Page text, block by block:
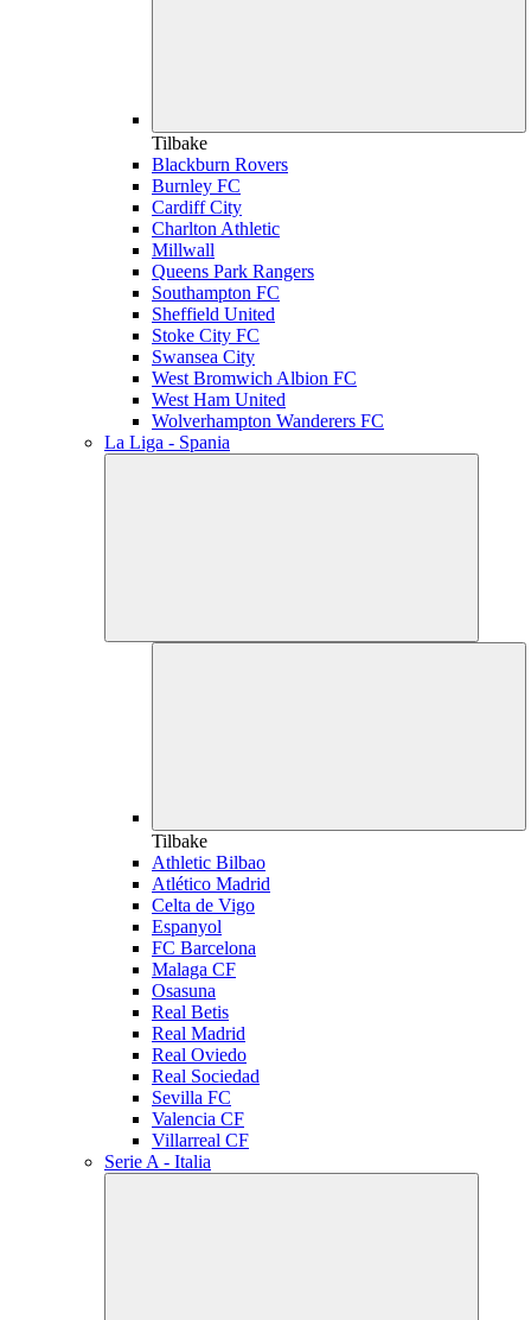
Tilbake
Blackburn Rovers
Burnley FC
Cardiff City
Charlton Athletic
Millwall
Queens Park Rangers
Southampton FC
Sheffield United
Stoke City FC
Swansea City
West Bromwich Albion FC
West Ham United
Wolverhampton Wanderers FC
La Liga - Spania
Tilbake
Athletic Bilbao
Atlético Madrid
Celta de Vigo
Espanyol
FC Barcelona
Malaga CF
Osasuna
Real Betis
Real Madrid
Real Oviedo
Real Sociedad
Sevilla FC
Valencia CF
Villarreal CF
Serie A - Italia